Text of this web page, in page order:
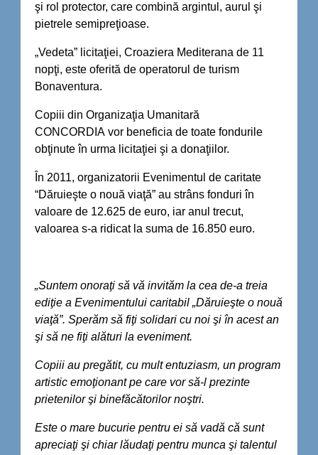
şi rol protector, care combină argintul, aurul şi
pietrele semipreţioase.
„Vedeta” licitaţiei, Croaziera Mediterana de 11
nopţi, este oferită de operatorul de turism
Bonaventura.
Copiii din Organizaţia Umanitară
CONCORDIA vor beneficia de toate fondurile
obţinute în urma licitaţiei şi a donaţiilor.
În 2011, organizatorii Evenimentul de caritate
“Dăruieşte o nouă viaţă” au strâns fonduri în
valoare de 12.625 de euro, iar anul trecut,
valoarea s-a ridicat la suma de 16.850 euro.
„Suntem onoraţi să vă invităm la cea de-a treia
ediţie a Evenimentului caritabil „Dăruieşte o nouă
viaţă”. Sperăm să fiţi solidari cu noi şi în acest an
şi să ne fiţi alături la eveniment.
Copiii au pregătit, cu mult entuziasm, un program
artistic emoţionant pe care vor să-l prezinte
prietenilor şi binefăcătorilor noştri.
Este o mare bucurie pentru ei să vadă că sunt
apreciaţi şi chiar lăudaţi pentru munca şi talentul